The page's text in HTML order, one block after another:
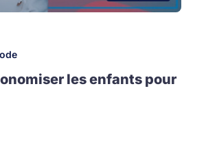
les enfants pour